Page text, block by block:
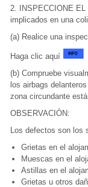
2. INSPECCIONE
implicados en una
(a) Realice una
Haga clic aquí
(b) Compruebe
los airbags
zona circundante
OBSERVACIÓN:
Los defectos son los
Grietas en el
Muescas en el
Astillas en el
Grietas u otros